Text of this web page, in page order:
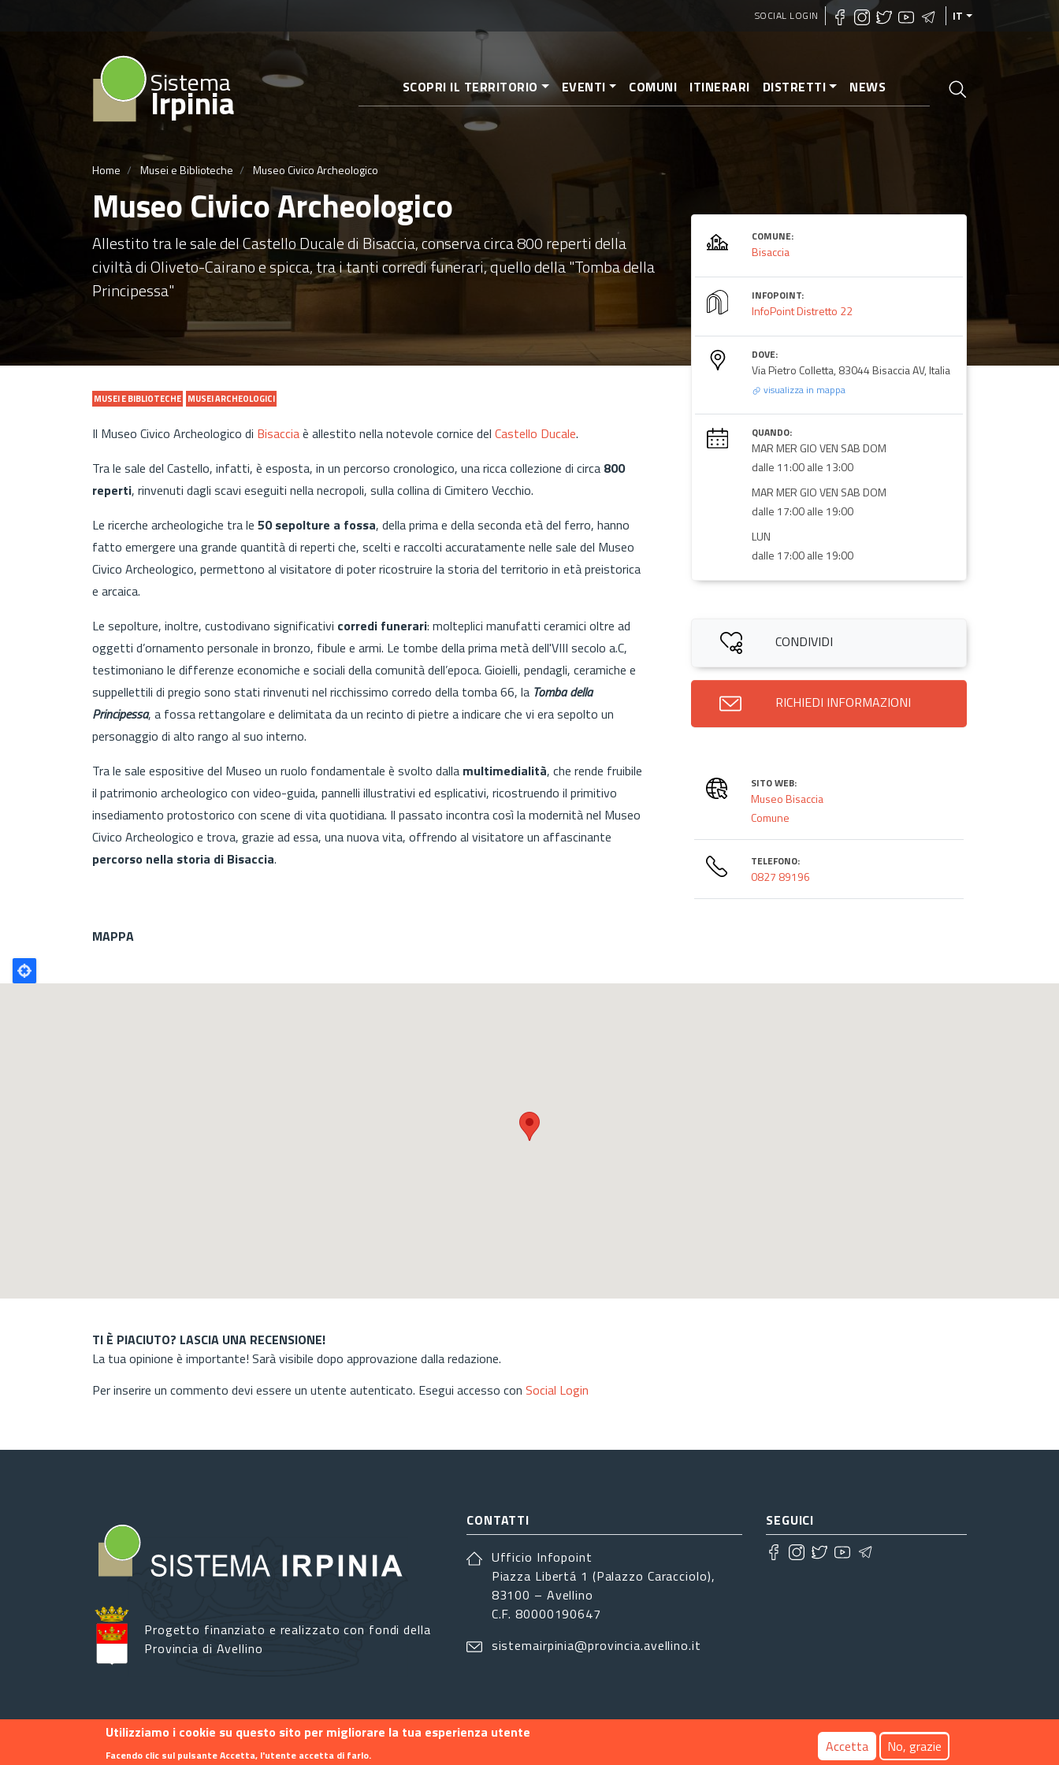
al
contenuto
principale
SOCIAL LOGIN IT
Sistema
Irpinia SCOPRI IL TERRITORIO EVENTI COMUNI ITINERARI DISTRETTI NEWS
Home Musei e Biblioteche Museo Civico Archeologico
Museo Civico Archeologico
Allestito tra le sale del Castello Ducale di Bisaccia, conserva circa 800 reperti della
civiltà di Oliveto-Cairano e spicca, tra i tanti corredi funerari, quello della "Tomba della
Principessa"
MUSEI E BIBLIOTECHE MUSEI ARCHEOLOGICI
Il Museo Civico Archeologico di Bisacciaè allestito nella notevole cornice del Castello Ducale.
Tra le sale del Castello, infatti, è esposta, in un percorso cronologico, una ricca collezione di circa 800
reperti, rinvenuti dagli scavi eseguiti nella necropoli, sulla collina di Cimitero Vecchio.
Le ricerche archeologiche tra le 50 sepolture a fossa, della prima e della seconda età del ferro, hanno
fatto emergere una grande quantità di reperti che, scelti e raccolti accuratamente nelle sale del Museo
Civico Archeologico, permettono al visitatore di poter ricostruire la storia del territorio in età preistorica
e arcaica.
Le sepolture, inoltre, custodivano significativi corredi funerari: molteplici manufatti ceramici oltre ad
oggetti d’ornamento personale in bronzo, fibule e armi. Le tombe della prima metà dell'VIII secolo a.C,
testimoniano le differenze economiche e sociali della comunità dell’epoca. Gioielli, pendagli, ceramiche e
suppellettili di pregio sono stati rinvenuti nel ricchissimo corredo della tomba 66, la Tomba della
Principessa, a fossa rettangolare e delimitata da un recinto di pietre a indicare che vi era sepolto un
personaggio di alto rango al suo interno.
Tra le sale espositive del Museo un ruolo fondamentale è svolto dalla multimedialità, che rende fruibile
il patrimonio archeologico con video-guida, pannelli illustrativi ed esplicativi, ricostruendo il primitivo
insediamento protostorico con scene di vita quotidiana. Il passato incontra così la modernità nel Museo
Civico Archeologico e trova, grazie ad essa, una nuova vita, offrendo al visitatore un affascinante
percorso nella storia di Bisaccia.
COMUNE:
Bisaccia
INFOPOINT:
InfoPoint Distretto 22
DOVE:
Via Pietro Colletta, 83044 Bisaccia AV, Italia
visualizza in mappa
QUANDO:
MAR MER GIO VEN SAB DOM
dalle 11:00 alle 13:00
MAR MER GIO VEN SAB DOM
dalle 17:00 alle 19:00
LUN
dalle 17:00 alle 19:00
CONDIVIDI
RICHIEDI INFORMAZIONI
SITO WEB:
Museo Bisaccia
Comune
TELEFONO:
0827 89196
MAPPA
Poligono
GEO
TI È PIACIUTO? LASCIA UNA RECENSIONE!
La tua opinione è importante! Sarà visibile dopo approvazione dalla redazione.
Per inserire un commento devi essere un utente autenticato. Esegui accesso con Social Login
Progetto finanziato e realizzato con fondi della
Provincia di Avellino
CONTATTI
Ufficio Infopoint
Piazza Libertá 1 (Palazzo Caracciolo),
83100 – Avellino
C.F. 80000190647
sistemairpinia@provincia.avellino.it
SEGUICI
Footer menu
Contatti Info Privacy
Utilizziamo i cookie su questo sito per migliorare la tua esperienza utente
Facendo clic sul pulsante Accetta, l'utente accetta di farlo. Accetta No, grazie